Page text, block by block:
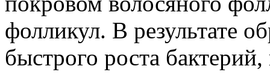
фолликул. В результате
быстрого роста